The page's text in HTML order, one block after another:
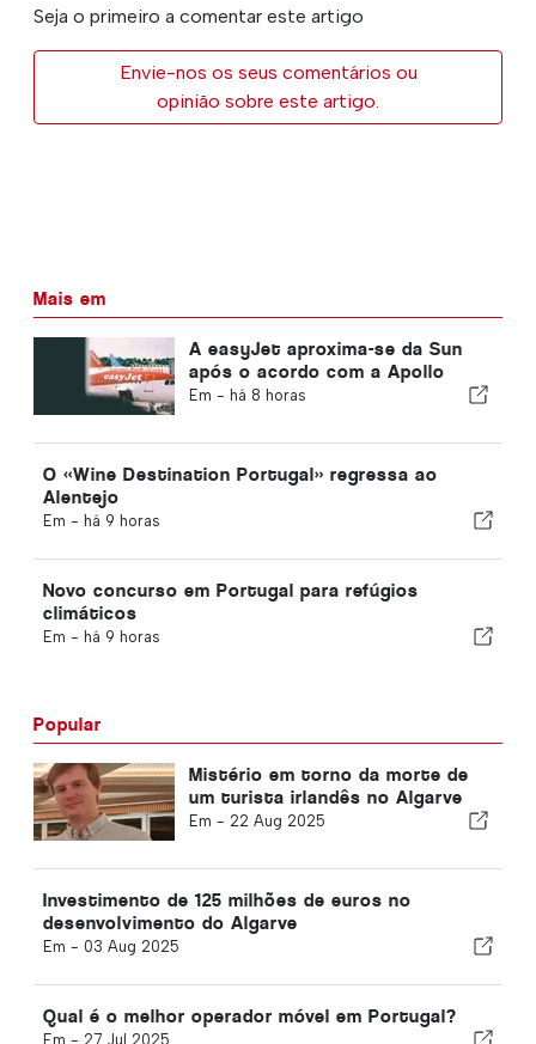
Seja o primeiro a comentar este artigo
Envie-nos os seus comentários ou
opinião sobre este artigo.
Mais em
A easyJet aproxima-se da Sun
após o acordo com a Apollo
Em - há 8 horas
O «Wine Destination Portugal» regressa ao
Alentejo
Em - há 9 horas
Novo concurso em Portugal para refúgios
climáticos
Em - há 9 horas
Popular
Mistério em torno da morte de
um turista irlandês no Algarve
Em - 22 Aug 2025
Investimento de 125 milhões de euros no
desenvolvimento do Algarve
Em - 03 Aug 2025
Qual é o melhor operador móvel em Portugal?
Em - 27 Jul 2025